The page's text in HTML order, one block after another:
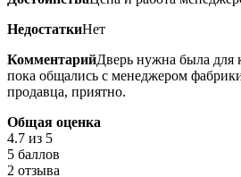
НедостаткиНет
КомментарийДверь нужна была для
пока общались с менеджером
продавца, приятно.
Общая оценка
4.7 из 5
5 баллов
2 отзыва